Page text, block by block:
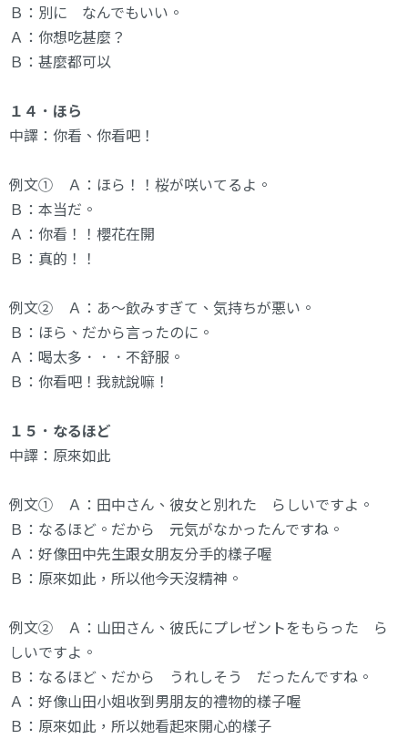
Ｂ：別に なんでもいい。
Ａ：你想吃甚麼？
Ｂ：甚麼都可以
１４．ほら
中譯：你看、你看吧！
例文① Ａ：ほら！！桜が咲いてるよ。
Ｂ：本当だ。
Ａ：你看！！櫻花在開
Ｂ：真的！！
例文② Ａ：あ～飲みすぎて、気持ちが悪い。
Ｂ：ほら、だから言ったのに。
Ａ：喝太多．．．不舒服。
Ｂ：你看吧！我就說嘛！
１５．なるほど
中譯：原來如此
例文① Ａ：田中さん、彼女と別れた らしいですよ。
Ｂ：なるほど。だから 元気がなかったんですね。
Ａ：好像田中先生跟女朋友分手的樣子喔
Ｂ：原來如此，所以他今天沒精神。
例文② Ａ：山田さん、彼氏にプレゼントをもらった ら
しいですよ。
Ｂ：なるほど、だから うれしそう だったんですね。
Ａ：好像山田小姐收到男朋友的禮物的樣子喔
Ｂ：原來如此，所以她看起來開心的樣子